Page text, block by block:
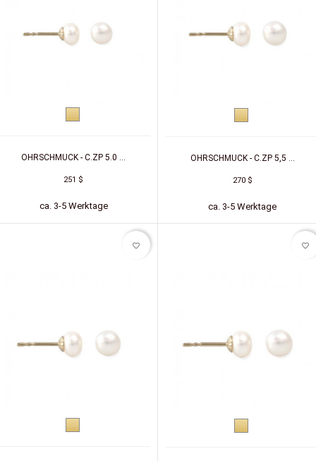
OHRSCHMUCK - C.ZP 5.0 ...
251 $
ca. 3-5 Werktage
OHRSCHMUCK - C.ZP 5,5 ...
270 $
ca. 3-5 Werktage
favorite_border
Gelbgold
favorite_border